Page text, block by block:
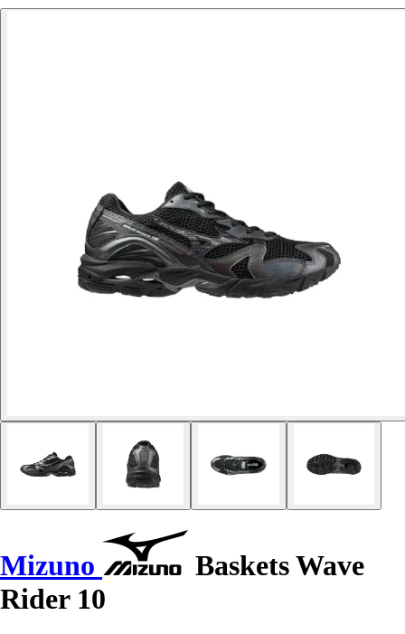
Mizuno
Baskets Wave
Rider 10